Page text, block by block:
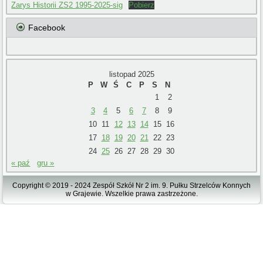
Zarys Historii ZS2 1995-2025-sig Pobierz
Facebook
listopad 2025
P
W Ś C P S
N
1
2
3
4 5 6 7 8
9
10 11 12 13 14 15
16
17 18 19 20 21 22 23
24 25 26 27 28 29 30
« paź
gru »
Copyright © 2019 - 2024 Zespół Szkół Nr 2 im. 9. Pułku Strzelców Konnych
w Grajewie. Wszelkie prawa zastrzeżone.